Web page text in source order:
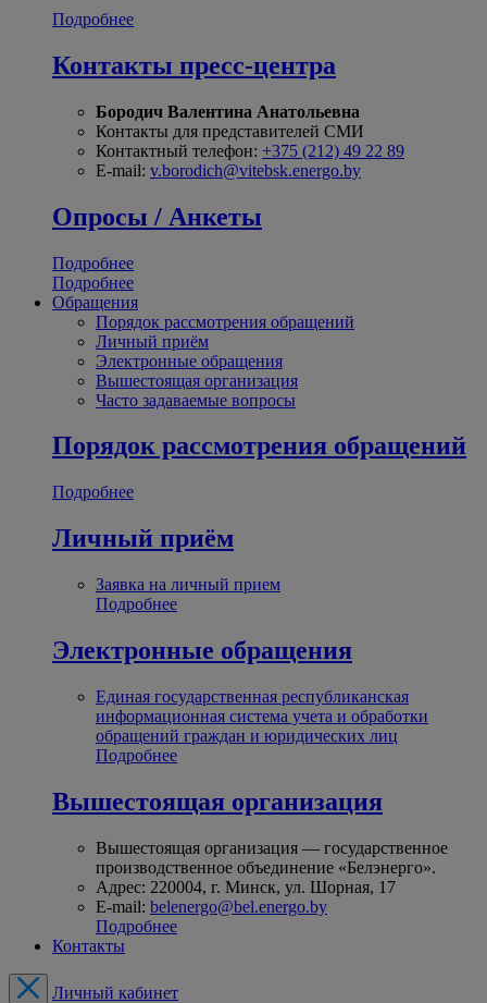
Подробнее
Контакты пресс-центра
Бородич Валентина Анатольевна
Контакты для представителей СМИ
Контактный телефон: +375 (212) 49 22 89
E-mail: v.borodich@vitebsk.energo.by
Опросы / Анкеты
Подробнее
Подробнее
Обращения
Порядок рассмотрения обращений
Личный приём
Электронные обращения
Вышестоящая организация
Часто задаваемые вопросы
Порядок рассмотрения обращений
Подробнее
Личный приём
Заявка на личный прием
Подробнее
Электронные обращения
Единая государственная республиканская
информационная система учета и обработки
обращений граждан и юридических лиц
Подробнее
Вышестоящая организация
Вышестоящая организация — государственное
производственное объединение «Белэнерго».
Адрес: 220004, г. Минск, ул. Шорная, 17
E-mail: belenergo@bel.energo.by
Подробнее
Контакты
Личный кабинет